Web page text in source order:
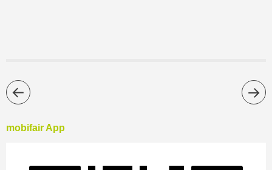
mobifair App